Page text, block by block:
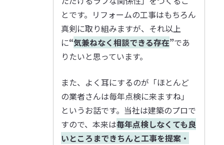
とです。リフォームの工事はもちろん
真剣に取り組みますが、それ以上
に“気兼ねなく相談できる存在”であ
りたいと思っています。
また、よく耳にするのが「ほとんど
の業者さんは毎年点検に来ますね」
というお話です。当社は建築のプロで
すので、本来は毎年点検しなくても良
いところまできちんと工事を提案・